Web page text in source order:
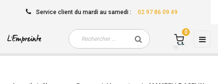
Service client du mardi au samedi : 02 97 86 09 49
☰
0